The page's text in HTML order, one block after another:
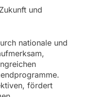
und
nationale und
fördert